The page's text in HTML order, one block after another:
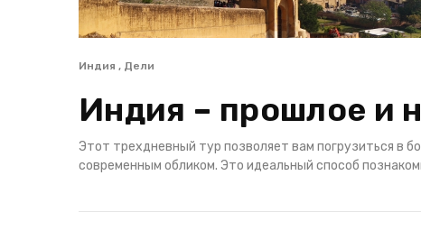
Индия , Дели
Индия – прошлое и
Этот трехдневный тур позволяет вам погрузиться в
современным обликом. Это идеальный способ